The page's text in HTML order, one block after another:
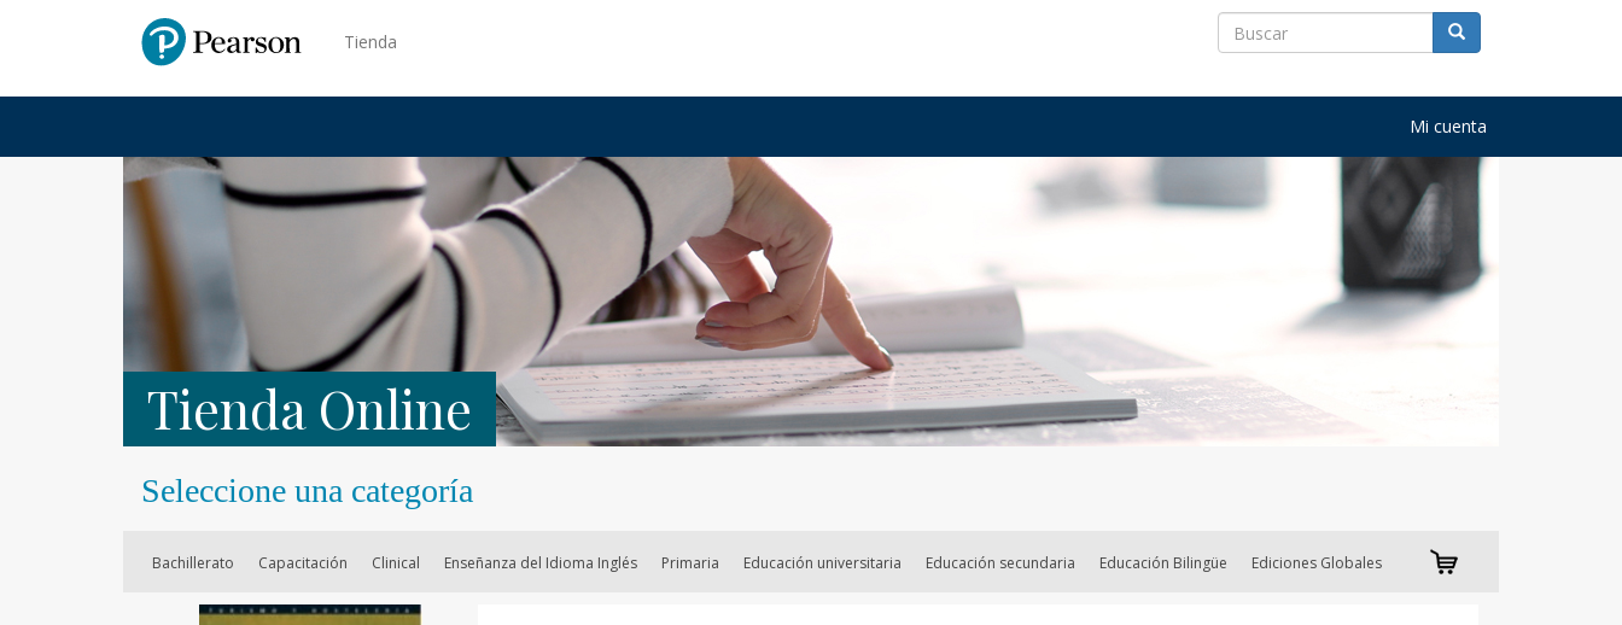
PearsonTienda
Mi cuenta
Tienda Online
Seleccione una categoría
Bachillerato Capacitación Clinical Enseñanza del Idioma Inglés Primaria Educación universitaria Educación secundaria Educación Bilingüe Ediciones Globales